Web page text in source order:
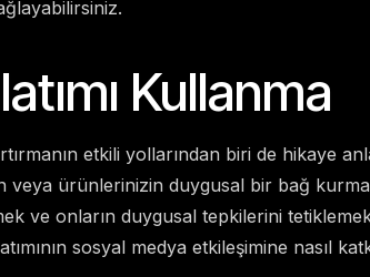
Kullanma
etkili yollarından biri de hikaye
veya ürünlerinizin duygusal bir bağ
ve onların duygusal tepkilerini
sosyal medya etkileşimine nasıl